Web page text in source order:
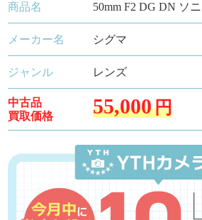
商品名 50mm F2 DG DN ソ
メーカー名 シグマ
ジャンル レンズ
中古品
買取価格
55,000円